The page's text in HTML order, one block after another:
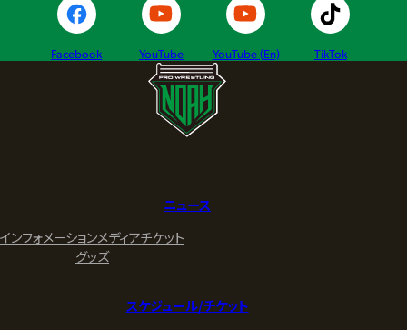
Facebook YouTube YouTube (En) TikTok
ニュース
インフォメーションメディアチケット
グッズ
スケジュール/チケット